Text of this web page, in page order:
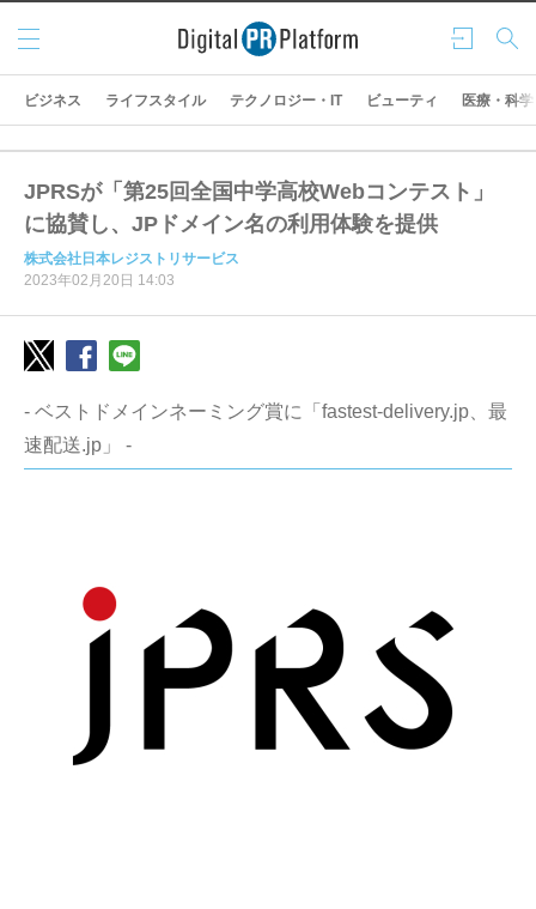
ログ
イン
検索
メニ
ュー
ビジネス ライフスタイル テクノロジー・IT ビューティ 医療・科学
JPRSが「第25回全国中学高校Webコンテスト」
に協賛し、JPドメイン名の利用体験を提供
株式会社日本レジストリサービス
2023年02月20日 14:03
- ベストドメインネーミング賞に「fastest-delivery.jp、最
速配送.jp」 -